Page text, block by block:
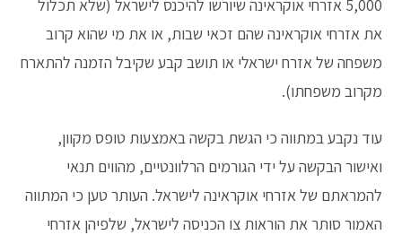
5,000 אזרחי אוקראינה שיורשו להיכנס לישראל (שלא תכלול
את אזרחי אוקראינה שהם זכאי שבות, או את מי שהוא קרוב
משפחה של אזרח ישראלי או תושב קבע שקיבל הזמנה להתארח
מקרוב משפחתו).
עוד נקבע במתווה כי הגשת בקשה באמצעות טופס מקוון,
ואישור הבקשה על ידי הגורמים הרלוונטיים, מהווים תנאי
להמראתם של אזרחי אוקראינה לישראל. העותר טען כי המתווה
האמור סותר את הוראות צו הכניסה לישראל, שלפיהן אזרחי